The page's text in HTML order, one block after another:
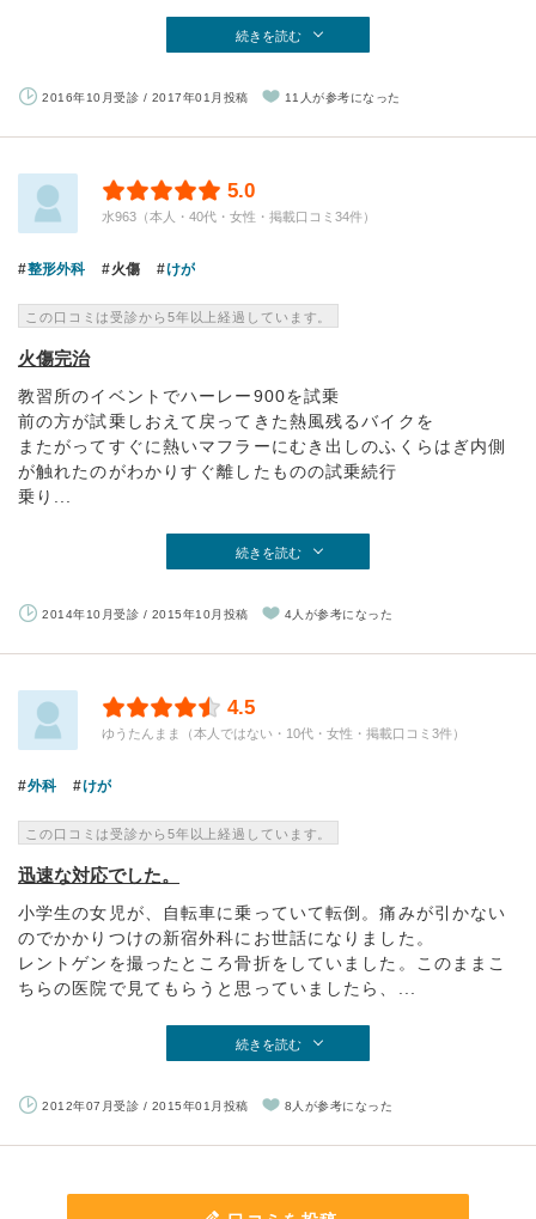
続きを読む
2016年10月受診 / 2017年01月投稿 11人が参考になった
5.0
水963（本人・40代・女性・掲載口コミ34件）
整形外科 火傷 けが
この口コミは受診から5年以上経過しています。
火傷完治
教習所のイベントでハーレー900を試乗
前の方が試乗しおえて戻ってきた熱風残るバイクを
またがってすぐに熱いマフラーにむき出しのふくらはぎ内側
が触れたのがわかりすぐ離したものの試乗続行
乗り...
続きを読む
2014年10月受診 / 2015年10月投稿 4人が参考になった
4.5
ゆうたんまま（本人ではない・10代・女性・掲載口コミ3件）
外科 けが
この口コミは受診から5年以上経過しています。
迅速な対応でした。
小学生の女児が、自転車に乗っていて転倒。痛みが引かない
のでかかりつけの新宿外科にお世話になりました。
レントゲンを撮ったところ骨折をしていました。このままこ
ちらの医院で見てもらうと思っていましたら、...
続きを読む
2012年07月受診 / 2015年01月投稿 8人が参考になった